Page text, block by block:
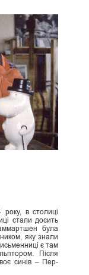
в столиці
стали досить
була
яку знали
є там
Після
синів – Пер-